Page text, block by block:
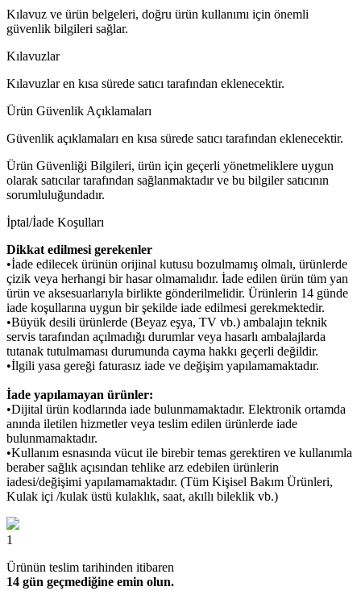
Kılavuz ve ürün belgeleri, doğru ürün kullanımı için önemli
güvenlik bilgileri sağlar.
Kılavuzlar
Kılavuzlar en kısa sürede satıcı tarafından eklenecektir.
Ürün Güvenlik Açıklamaları
Güvenlik açıklamaları en kısa sürede satıcı tarafından eklenecektir.
Ürün Güvenliği Bilgileri, ürün için geçerli yönetmeliklere uygun
olarak satıcılar tarafından sağlanmaktadır ve bu bilgiler satıcının
sorumluluğundadır.
İptal/İade Koşulları
Dikkat edilmesi gerekenler
•İade edilecek ürünün orijinal kutusu bozulmamış olmalı, ürünlerde
çizik veya herhangi bir hasar olmamalıdır. İade edilen ürün tüm yan
ürün ve aksesuarlarıyla birlikte gönderilmelidir. Ürünlerin 14 günde
iade koşullarına uygun bir şekilde iade edilmesi gerekmektedir.
•Büyük desili ürünlerde (Beyaz eşya, TV vb.) ambalajın teknik
servis tarafından açılmadığı durumlar veya hasarlı ambalajlarda
tutanak tutulmaması durumunda cayma hakkı geçerli değildir.
•İlgili yasa gereği faturasız iade ve değişim yapılamamaktadır.
İade yapılamayan ürünler:
•Dijital ürün kodlarında iade bulunmamaktadır. Elektronik ortamda
anında iletilen hizmetler veya teslim edilen ürünlerde iade
bulunmamaktadır.
•Kullanım esnasında vücut ile birebir temas gerektiren ve kullanımla
beraber sağlık açısından tehlike arz edebilen ürünlerin
iadesi/değişimi yapılamamaktadır. (Tüm Kişisel Bakım Ürünleri,
Kulak içi /kulak üstü kulaklık, saat, akıllı bileklik vb.)
1
Ürünün teslim tarihinden itibaren
14 gün geçmediğine emin olun.